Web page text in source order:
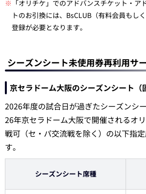
※ 「オリチケ」でのアドバンスチケット・ア
トのお引換には、BsCLUB（有料会員もし
登録が必要となります。
シーズンシート未使用券再利用サ
京セラドーム大阪のシーズンシート（
2026年度の試合日が過ぎたシーズンシ
26年京セラドーム大阪で開催されるオ
戦可（セ・パ交流戦を除く）の以下指
す。
シーズンシート席種